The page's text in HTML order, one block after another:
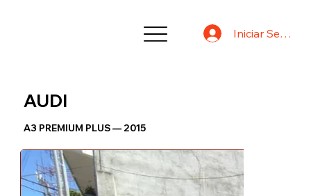
Iniciar Sesión
AUDI
A3 PREMIUM PLUS — 2015